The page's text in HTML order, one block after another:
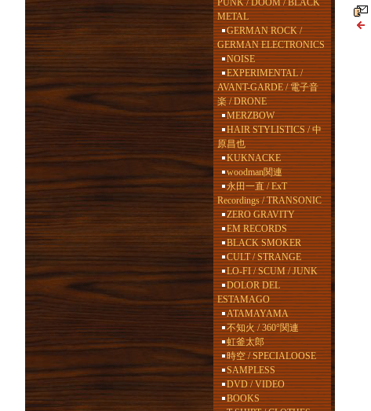
PUNK / DOOM / BLACK
METAL
GERMAN ROCK /
GERMAN ELECTRONICS
NOISE
EXPERIMENTAL /
AVANT-GARDE / 電子音
楽 / DRONE
MERZBOW
HAIR STYLISTICS / 中
原昌也
KUKNACKE
woodman関連
永田一直 / ExT
Recordings / TRANSONIC
ZERO GRAVITY
EM RECORDS
BLACK SMOKER
CULT / STRANGE
LO-FI / SCUM / JUNK
DOLOR DEL
ESTAMAGO
ATAMAYAMA
不知火 / 360°関連
虹釜太郎
時空 / SPECIALOOSE
SAMPLESS
DVD / VIDEO
BOOKS